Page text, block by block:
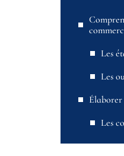
Les
Les
Les